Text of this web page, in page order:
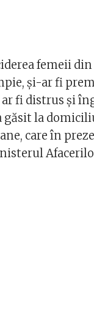
femeii
şi-ar fi
fi distrus şi
găsit la
care în